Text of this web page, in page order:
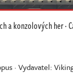
a konzolových her·
· Vydavatel: